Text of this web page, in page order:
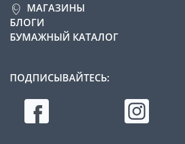
МАГАЗИНЫ
БЛОГИ
БУМАЖНЫЙ КАТАЛОГ
ПОДПИСЫВАЙТЕСЬ: